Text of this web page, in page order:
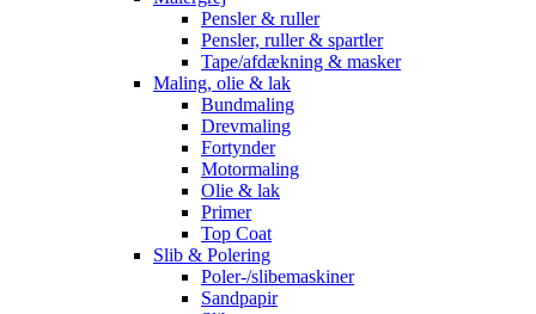
Pensler & ruller
Pensler, ruller & spartler
Tape/afdækning & masker
Maling, olie & lak
Bundmaling
Drevmaling
Fortynder
Motormaling
Olie & lak
Primer
Top Coat
Slib & Polering
Poler-/slibemaskiner
Sandpapir